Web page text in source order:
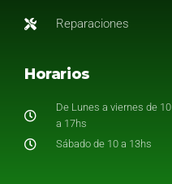
Reparaciones
Horarios
De Lunes a viernes de 10
a 17hs
Sábado de 10 a 13hs